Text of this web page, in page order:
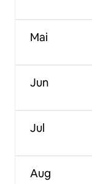
Mai
Jun
Jul
Aug